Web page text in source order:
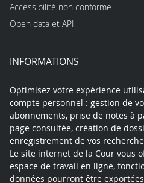
Accessibilité non conforme
Open data et API
INFORMATIONS
Optimisez votre expérience
compte personnel : gestion de
abonnements, prise de notes à
page consultée, création de
enregistrement de vos
Le site internet de la Cour vous
espace de travail en ligne,
données pourront être